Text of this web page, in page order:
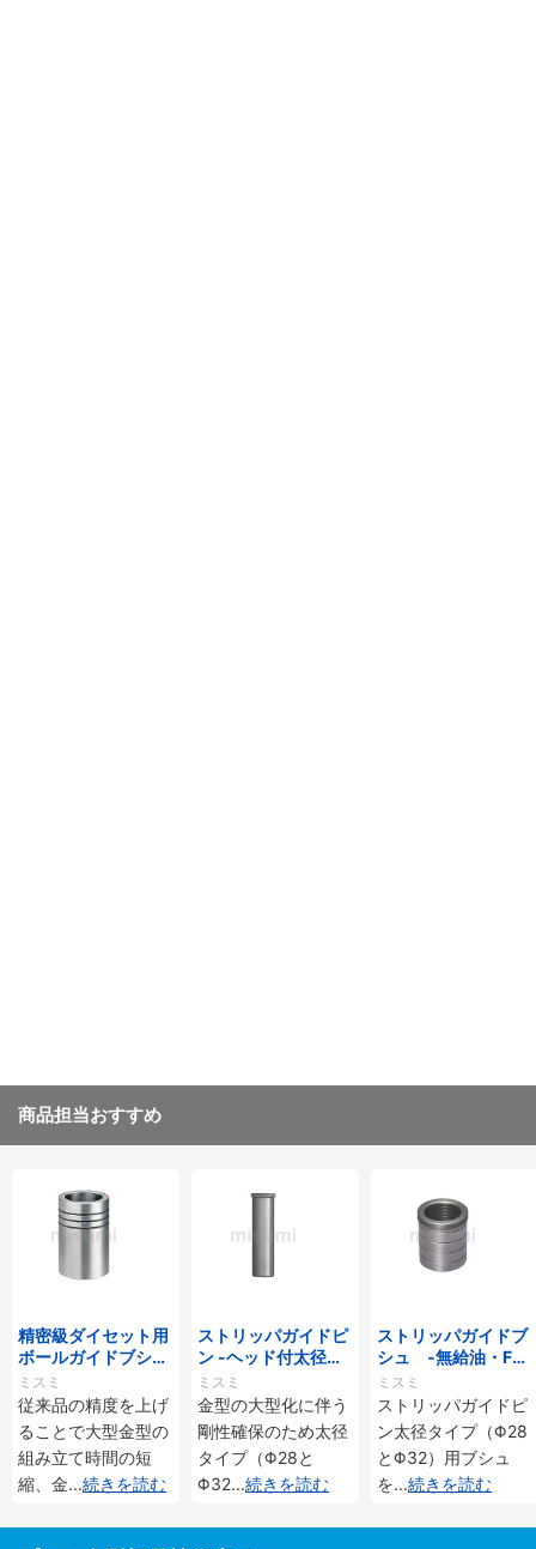
商品担当おすすめ
精密級ダイセット用
ボールガイドブシ
ュ-ロックタイト接
着タイプ-
ミスミ
従来品の精度を上げ
ることで大型金型の
組み立て時間の短
縮、金...続きを読む
ストリッパガイドピ
ン -ヘッド付太径タ
イプ-
ミスミ
金型の大型化に伴う
剛性確保のため太径
タイプ（Φ28と
Φ32...続きを読む
ストリッパガイドブ
シュ -無給油・FC
250・ロックタイト
接着・ヘッド付太径
タイプ-
ミスミ
ストリッパガイドピ
ン太径タイプ（Φ28
とΦ32）用ブシュ
を...続きを読む